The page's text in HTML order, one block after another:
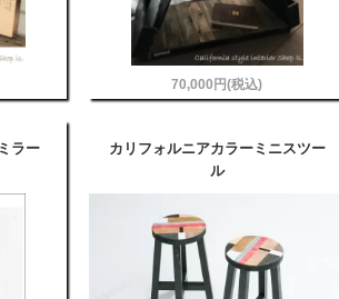
70,000円(税込)
ラー
カリフォルニアカラーミニスツー
ル